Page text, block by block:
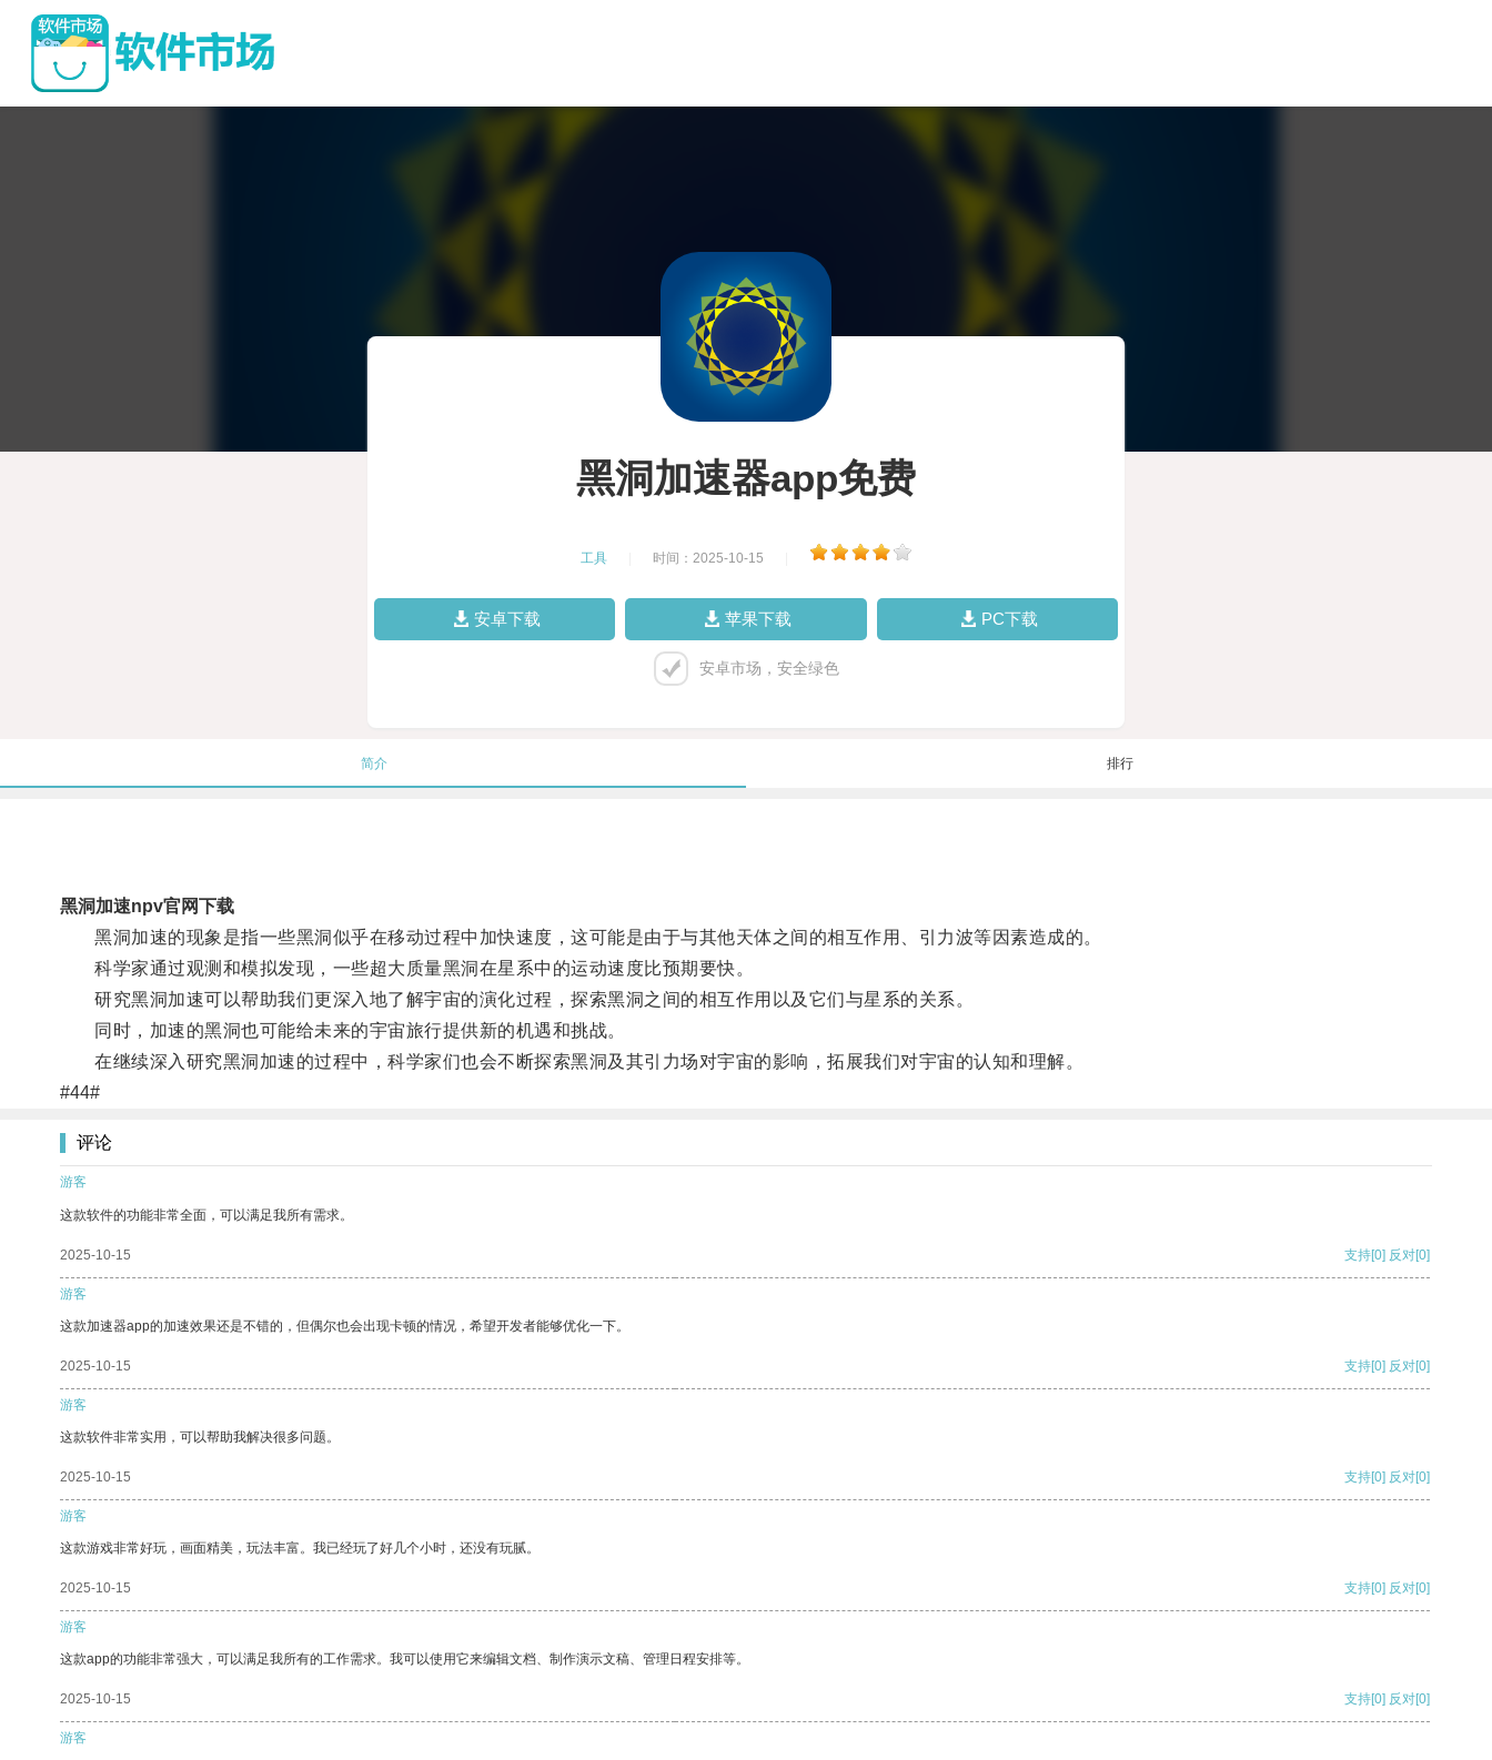
黑洞加速器app免费
工具 时间：2025-10-15
安卓下载 苹果下载 PC下载
安卓市场，安全绿色
简介 排行
黑洞加速npv官网下载
黑洞加速的现象是指一些黑洞似乎在移动过程中加快速度，这可能是由于与其他天体之间的相互作用、引力波等因素造成的。
科学家通过观测和模拟发现，一些超大质量黑洞在星系中的运动速度比预期要快。
研究黑洞加速可以帮助我们更深入地了解宇宙的演化过程，探索黑洞之间的相互作用以及它们与星系的关系。
同时，加速的黑洞也可能给未来的宇宙旅行提供新的机遇和挑战。
在继续深入研究黑洞加速的过程中，科学家们也会不断探索黑洞及其引力场对宇宙的影响，拓展我们对宇宙的认知和理解。
#44#
评论
游客
这款软件的功能非常全面，可以满足我所有需求。
2025-10-15 支持[0] 反对[0]
游客
这款加速器app的加速效果还是不错的，但偶尔也会出现卡顿的情况，希望开发者能够优化一下。
2025-10-15 支持[0] 反对[0]
游客
这款软件非常实用，可以帮助我解决很多问题。
2025-10-15 支持[0] 反对[0]
游客
这款游戏非常好玩，画面精美，玩法丰富。我已经玩了好几个小时，还没有玩腻。
2025-10-15 支持[0] 反对[0]
游客
这款app的功能非常强大，可以满足我所有的工作需求。我可以使用它来编辑文档、制作演示文稿、管理日程安排等。
2025-10-15 支持[0] 反对[0]
游客